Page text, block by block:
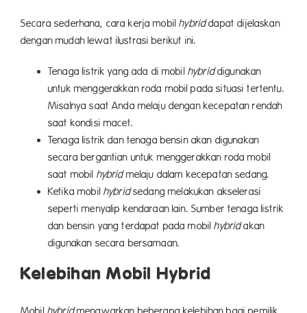
Secara sederhana, cara kerja mobilhybriddapat dijelaskan
dengan mudah lewat ilustrasi berikut ini.
Tenaga listrik yang ada di mobil hybriddigunakan
untuk menggerakkan roda mobil pada situasi tertentu.
Misalnya saat Anda melaju dengan kecepatan rendah
saat kondisi macet.
Tenaga listrik dan tenaga bensin akan digunakan
secara bergantian untuk menggerakkan roda mobil
saat mobil hybridmelaju dalam kecepatan sedang.
Ketika mobil hybridsedang melakukan akselerasi
seperti menyalip kendaraan lain. Sumber tenaga listrik
dan bensin yang terdapat pada mobilhybridakan
digunakan secara bersamaan.
Kelebihan Mobil Hybrid